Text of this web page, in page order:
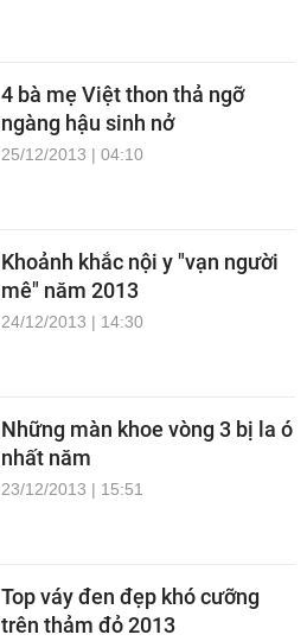
4 bà mẹ Việt thon thả ngỡ
ngàng hậu sinh nở
25/12/2013 | 04:10
Khoảnh khắc nội y "vạn người
mê" năm 2013
24/12/2013 | 14:30
Những màn khoe vòng 3 bị la ó
nhất năm
23/12/2013 | 15:51
Top váy đen đẹp khó cưỡng
trên thảm đỏ 2013